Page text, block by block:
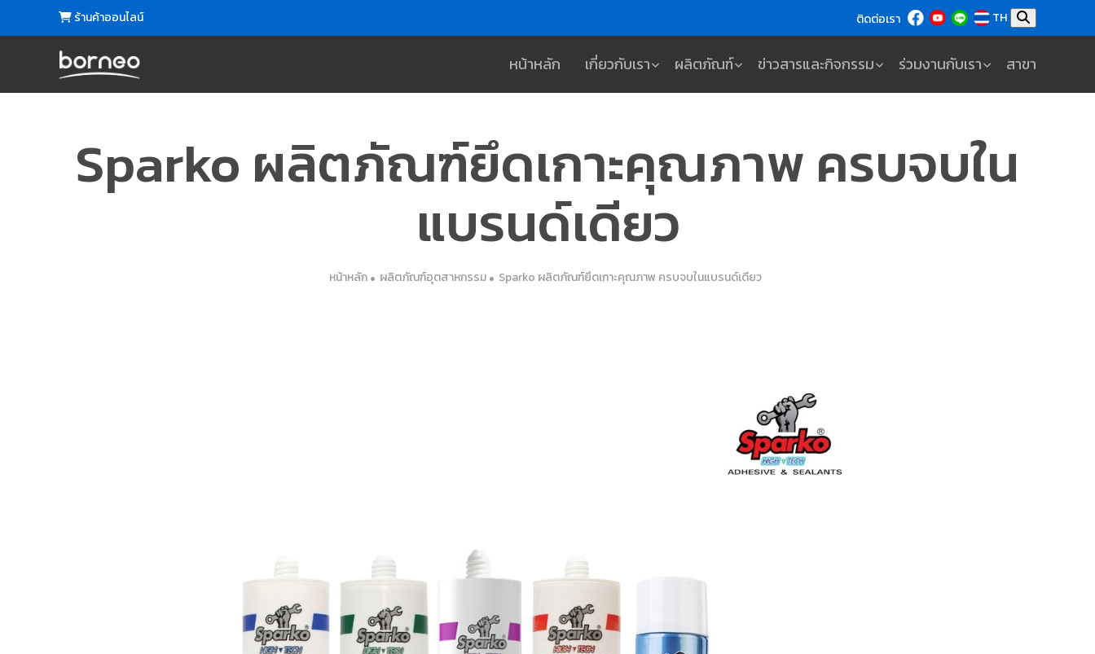
ร้านค้าออนไลน์ ติดต่อเรา TH
หน้าหลัก เกี่ยวกับเรา ผลิตภัณฑ์ ข่าวสารและกิจกรรม ร่วมงานกับเรา สาขา
Sparko ผลิตภัณฑ์ยึดเกาะคุณภาพ ครบจบใน
แบรนด์เดียว
หน้าหลัก ผลิตภัณฑ์อุตสาหกรรม Sparko ผลิตภัณฑ์ยึดเกาะคุณภาพ ครบจบในแบรนด์เดียว